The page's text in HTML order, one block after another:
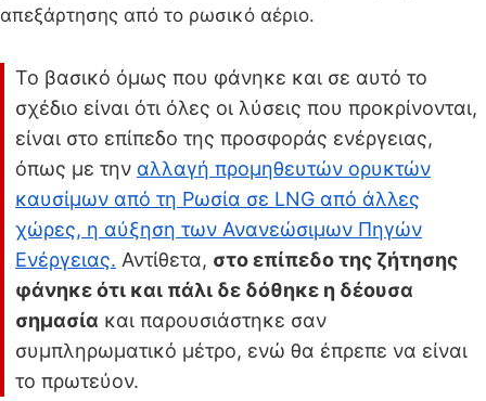
απεξάρτησης από το ρωσικό αέριο.
Το βασικό όμως που φάνηκε και σε αυτό το
σχέδιο είναι ότι όλες οι λύσεις που προκρίνονται,
είναι στο επίπεδο της προσφοράς ενέργειας,
όπως με την αλλαγή προμηθευτών ορυκτών
καυσίμων από τη Ρωσία σε LNG από άλλες
χώρες, η αύξηση των Ανανεώσιμων Πηγών
Ενέργειας. Αντίθετα, στο επίπεδο της ζήτησης
φάνηκε ότι και πάλι δε δόθηκε η δέουσα
σημασία και παρουσιάστηκε σαν
συμπληρωματικό μέτρο, ενώ θα έπρεπε να είναι
το πρωτεύον.